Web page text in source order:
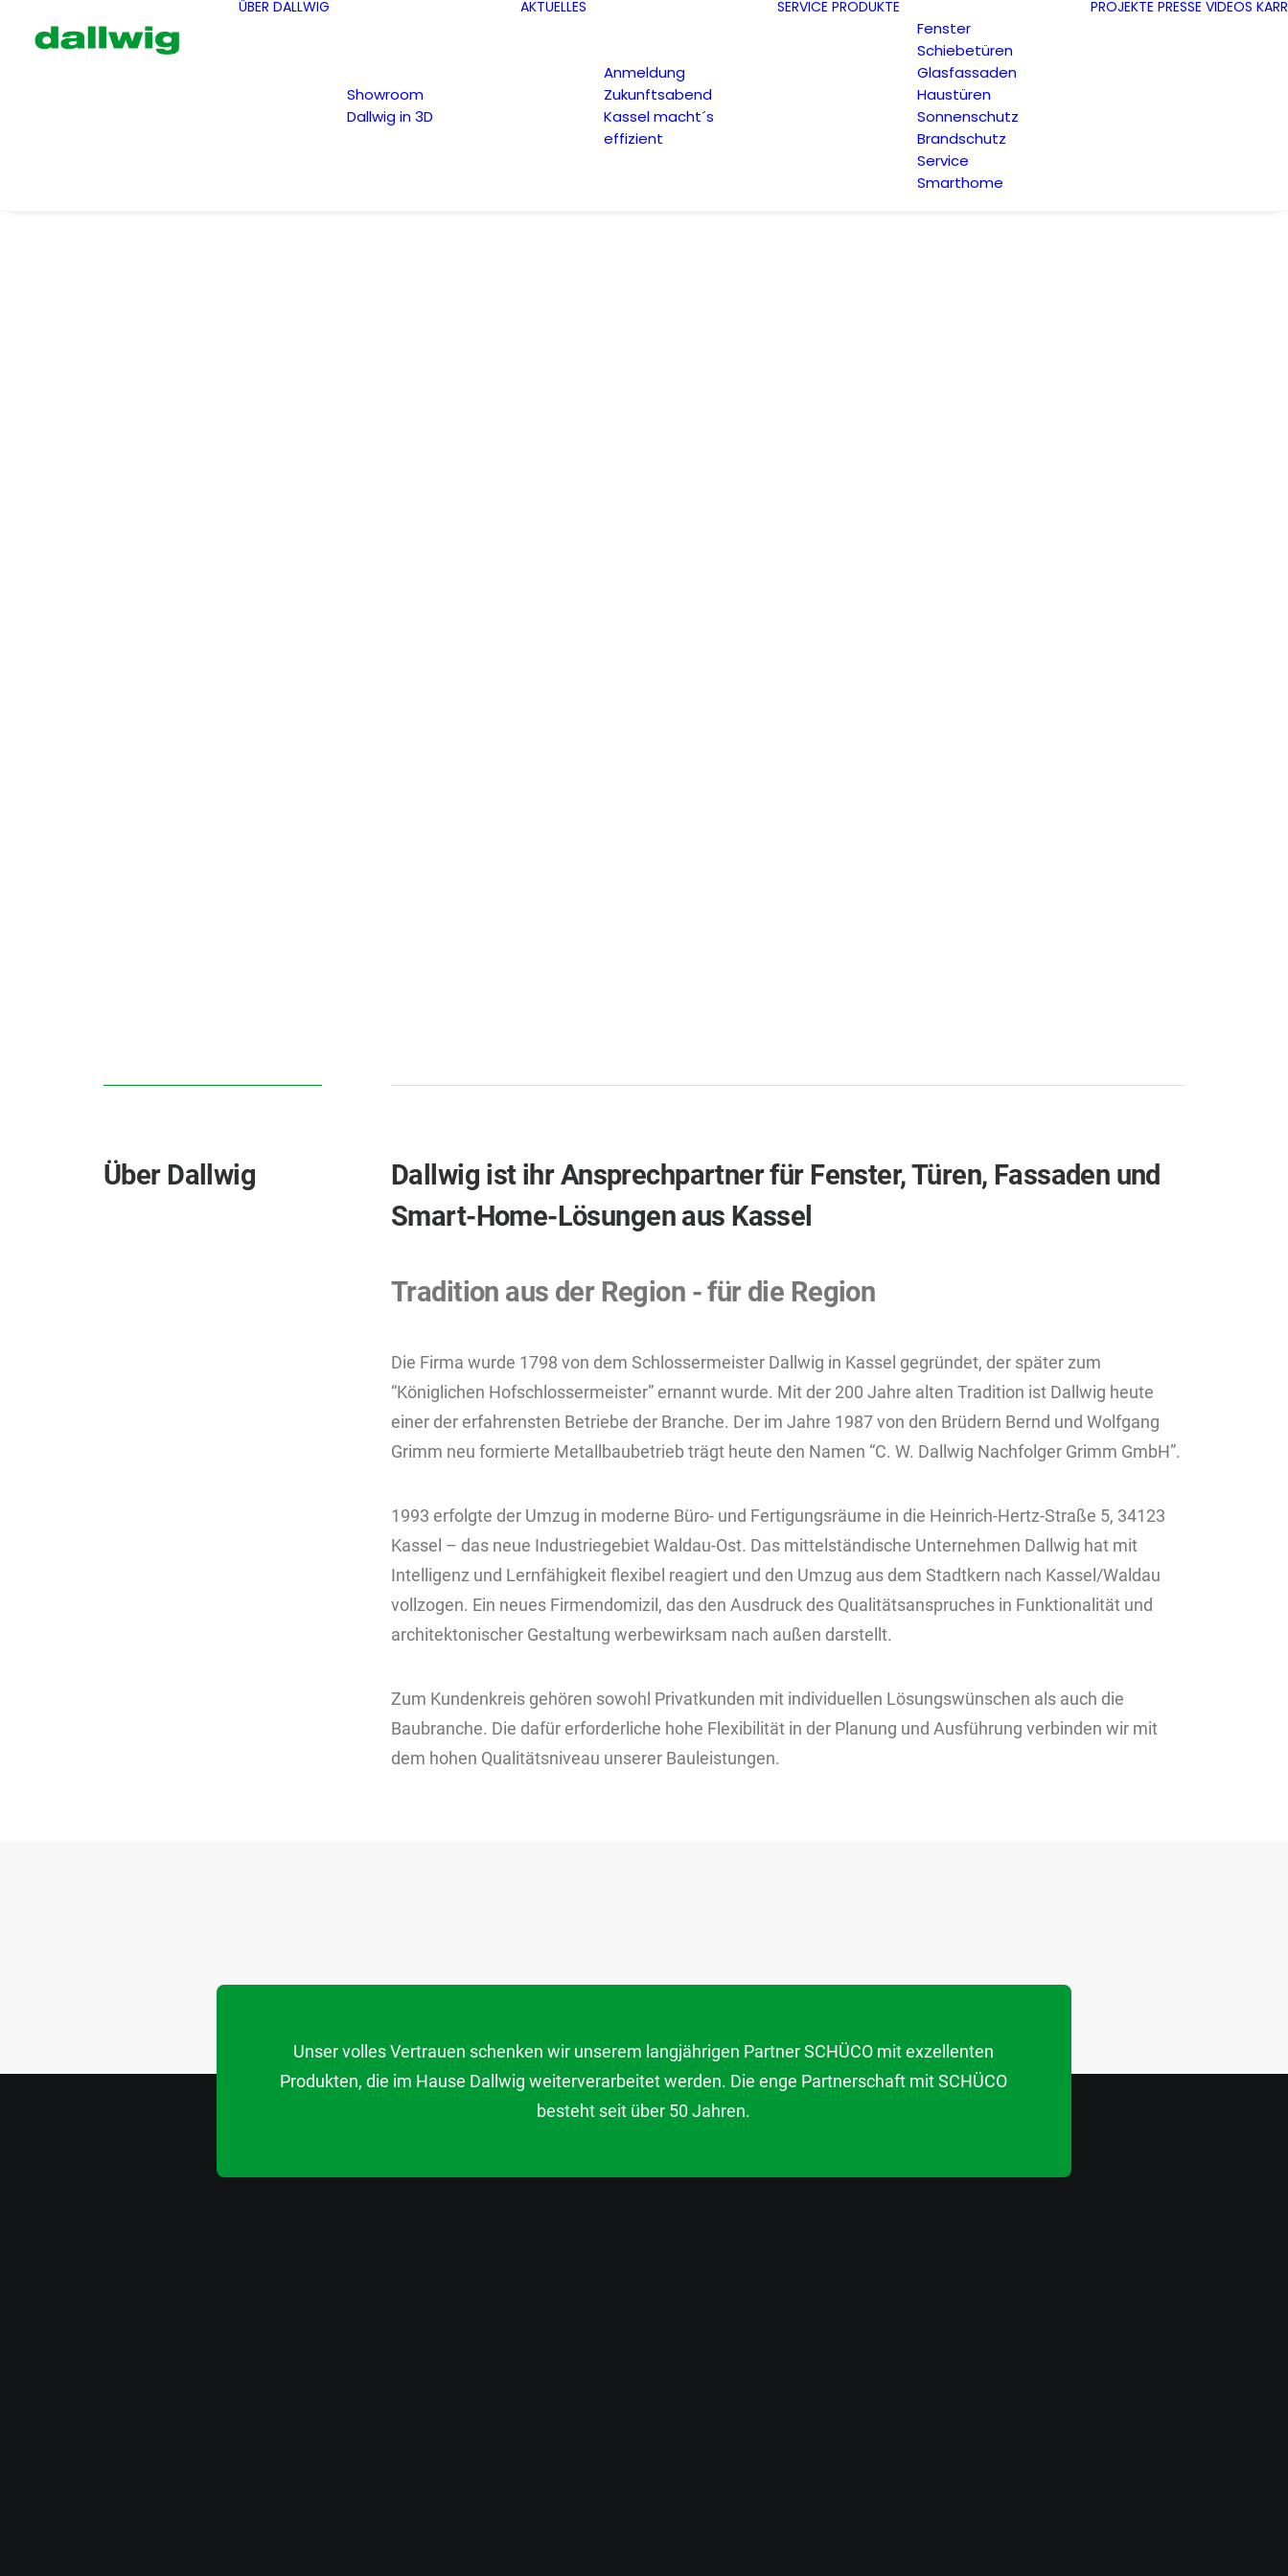
ÜBER DALLWIG
Showroom
Dallwig in 3D
AKTUELLES
Anmeldung
Zukunftsabend
Kassel macht´s
effizient
SERVICE PRODUKTE
Fenster
Schiebetüren
Glasfassaden
Haustüren
Sonnenschutz
Brandschutz
Service
Smarthome
PROJEKTE PRESSE VIDEOS
Über Dallwig
Dallwig ist ihr Ansprechpartner für Fenster, Türen, Fassaden und
Smart-Home-Lösungen aus Kassel
Tradition aus der Region - für die Region
Die Firma wurde 1798 von dem Schlossermeister Dallwig in Kassel gegründet, der später zum
“Königlichen Hofschlossermeister” ernannt wurde. Mit der 200 Jahre alten Tradition ist Dallwig heute
einer der erfahrensten Betriebe der Branche. Der im Jahre 1987 von den Brüdern Bernd und Wolfgang
Grimm neu formierte Metallbaubetrieb trägt heute den Namen “C. W. Dallwig Nachfolger Grimm GmbH”.
1993 erfolgte der Umzug in moderne Büro- und Fertigungsräume in die Heinrich-Hertz-Straße 5, 34123
Kassel – das neue Industriegebiet Waldau-Ost. Das mittelständische Unternehmen Dallwig hat mit
Intelligenz und Lernfähigkeit flexibel reagiert und den Umzug aus dem Stadtkern nach Kassel/Waldau
vollzogen. Ein neues Firmendomizil, das den Ausdruck des Qualitätsanspruches in Funktionalität und
architektonischer Gestaltung werbewirksam nach außen darstellt.
Zum Kundenkreis gehören sowohl Privatkunden mit individuellen Lösungswünschen als auch die
Baubranche. Die dafür erforderliche hohe Flexibilität in der Planung und Ausführung verbinden wir mit
dem hohen Qualitätsniveau unserer Bauleistungen.
Unser volles Vertrauen schenken wir unserem langjährigen Partner SCHÜCO mit exzellenten
Produkten, die im Hause Dallwig weiterverarbeitet werden. Die enge Partnerschaft mit SCHÜCO
besteht seit über 50 Jahren.